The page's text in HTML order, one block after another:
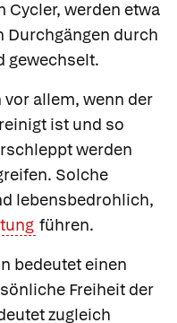
Cycler, werden etwa
Durchgängen durch
gewechselt.
vor allem, wenn der
ist und so
werden
Solche
lebensbedrohlich,
führen.
bedeutet einen
Freiheit der
zugleich